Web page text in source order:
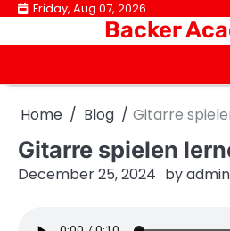
Skip
content
Friday, Aug 07, 2026
Backer
Home Blog Gitarre
Gitarre spielen
December 25, 2024 byadmin